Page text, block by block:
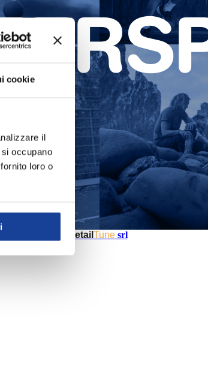
cookie
il
occupano
loro o
Retail Tunesrl